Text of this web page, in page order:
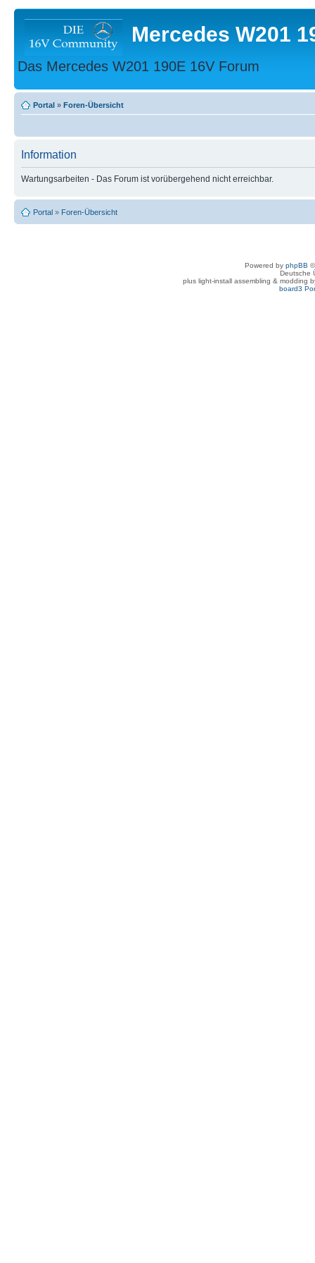
Mercedes W201
Das Mercedes W201 190E 16V Forum
Portal » Foren-Übersicht
Information
Wartungsarbeiten - Das Forum ist vorübergehend nicht erreichbar.
Portal » Foren-Übersicht
Powered by phpBB
Deutsche
plus light-install assembling & modding
board3